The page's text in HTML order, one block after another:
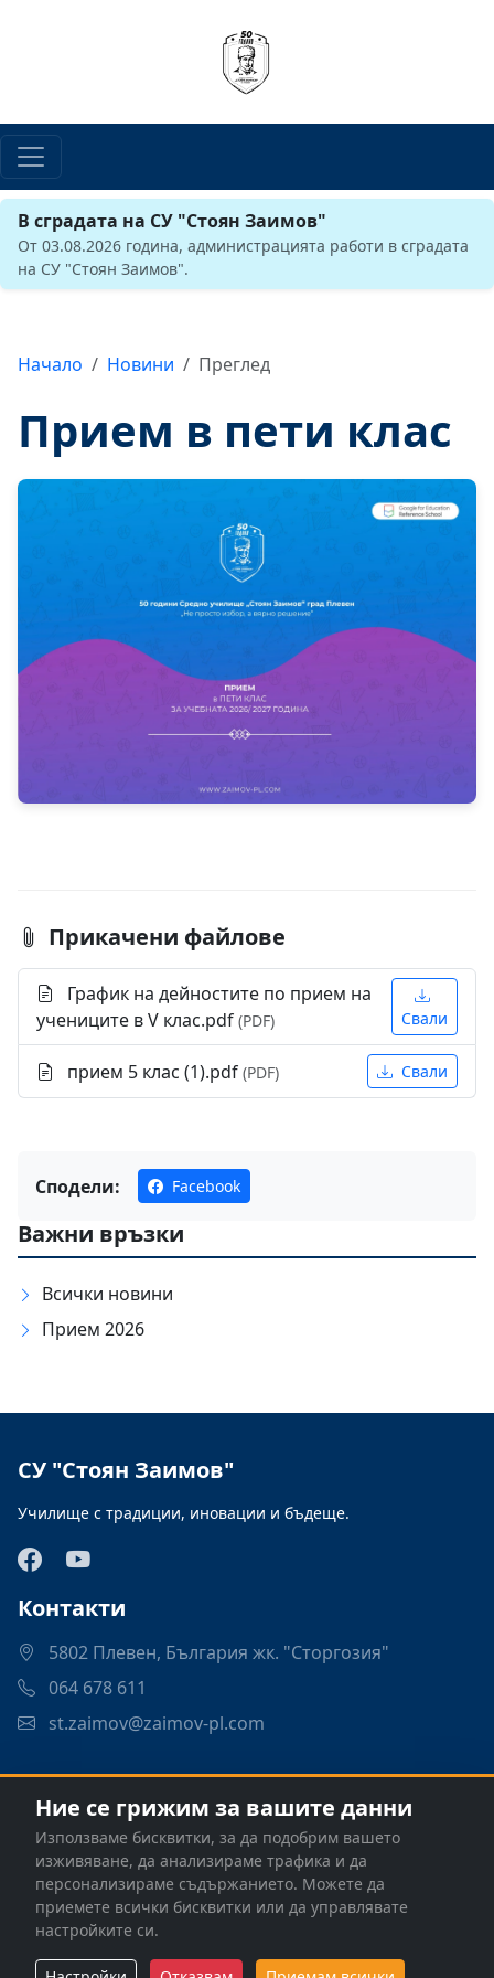
В сградата на СУ "Стоян Заимов"
От 03.08.2026 година, администрацията работи в сградата
на СУ "Стоян Заимов".
Начало Новини Преглед
Прием в пети клас
Прикачени файлове
График на дейностите по прием на
учениците в V клас.pdf (PDF) Свали
прием 5 клас (1).pdf (PDF) Свали
Сподели: Facebook
Важни връзки
Всички новини
Прием 2026
СУ "Стоян Заимов"
Училище с традиции, иновации и бъдеще.
Контакти
5802 Плевен, България жк. "Сторгозия"
064 678 611
st.zaimov@zaimov-pl.com
Връзки
Програми
Контакти
© 2026 СУ "Стоян Заимов" - Плевен. Всички права
Ние се грижим за вашите данни
Използваме бисквитки, за да подобрим вашето
изживяване, да анализираме трафика и да
персонализираме съдържанието. Можете да
приемете всички бисквитки или да управлявате
настройките си.